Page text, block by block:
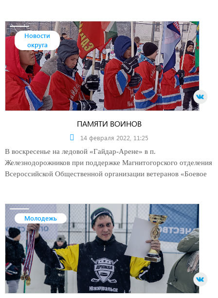
Новости
округа
ПАМЯТИ ВОИНОВ
14 февраля 2022, 11:25
В воскресенье на ледовой «Гайдар-Арене» в п.
Железнодорожников при поддержке Магнитогорского отделения
Всероссийской Общественной организации ветеранов «Боевое
служебный долг за пределами Отечества.
Молодежь